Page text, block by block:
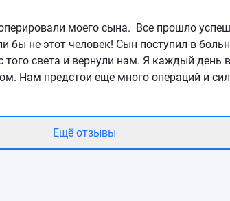
моего сына. Все прошло
бы не этот человек! Сын поступил в
света и вернули нам. Я каждый день
Нам предстои еще много операций и
Ещё отзывы